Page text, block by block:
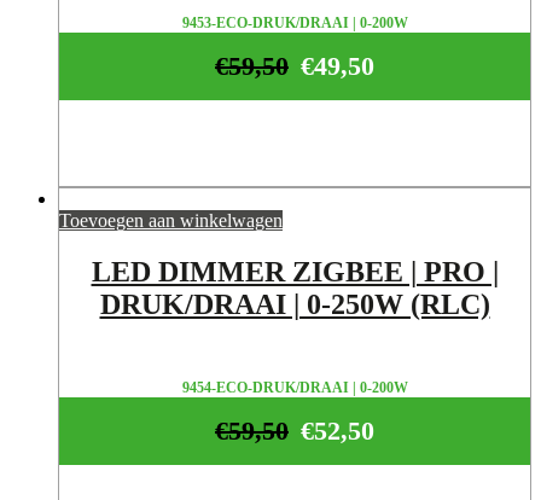
9453-ECO-DRUK/DRAAI | 0-200W
€49,50
€59,50
Toevoegen aan winkelwagen
LED DIMMER ZIGBEE | PRO |
DRUK/DRAAI | 0-250W (RLC)
9454-ECO-DRUK/DRAAI | 0-200W
€52,50
€59,50